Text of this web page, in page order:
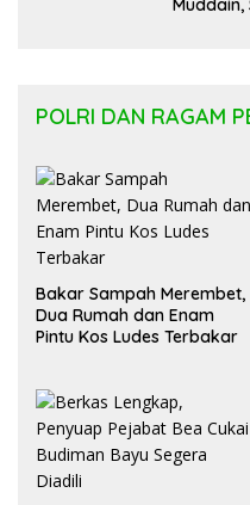
Muddain,
POLRI DAN RAGAM
Bakar Sampah Merembet,
Dua Rumah dan Enam
Pintu Kos Ludes Terbakar